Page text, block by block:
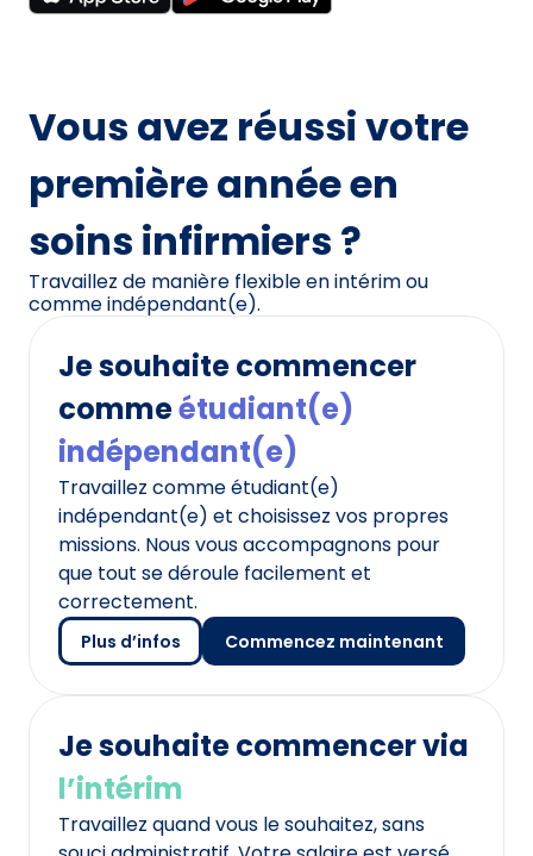
Vous avez réussi votre
première année en
soins infirmiers ?
Travaillez de manière flexible en intérim ou
comme indépendant(e).
Je souhaite commencer
commeétudiant(e)
indépendant(e)
Travaillez comme étudiant(e)
indépendant(e) et choisissez vos propres
missions. Nous vous accompagnons pour
que tout se déroule facilement et
correctement.
Plus d’infos Commencez maintenant
Je souhaite commencer via
l’intérim
Travaillez quand vous le souhaitez, sans